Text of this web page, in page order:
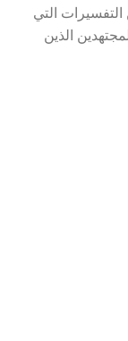
التي
الذين